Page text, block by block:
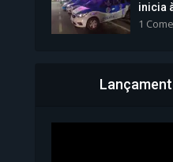
Bahia
inicia
1